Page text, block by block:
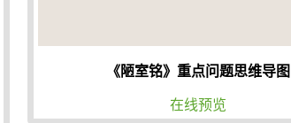
《陋室铭》重点问题思维导图
在线预览